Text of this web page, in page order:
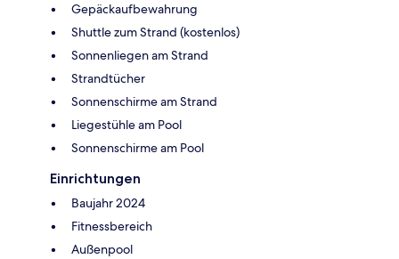
Gepäckaufbewahrung
Shuttle zum Strand (kostenlos)
Sonnenliegen am Strand
Strandtücher
Sonnenschirme am Strand
Liegestühle am Pool
Sonnenschirme am Pool
Einrichtungen
Baujahr 2024
Fitnessbereich
Außenpool